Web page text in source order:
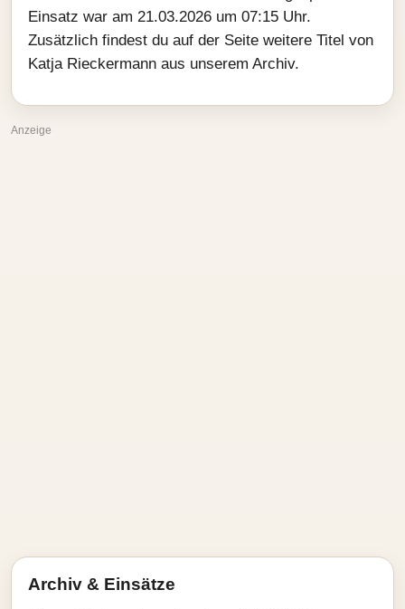
Einsatz war am 21.03.2026 um 07:15 Uhr.
Zusätzlich findest du auf der Seite weitere Titel von
Katja Rieckermann aus unserem Archiv.
Anzeige
Archiv & Einsätze